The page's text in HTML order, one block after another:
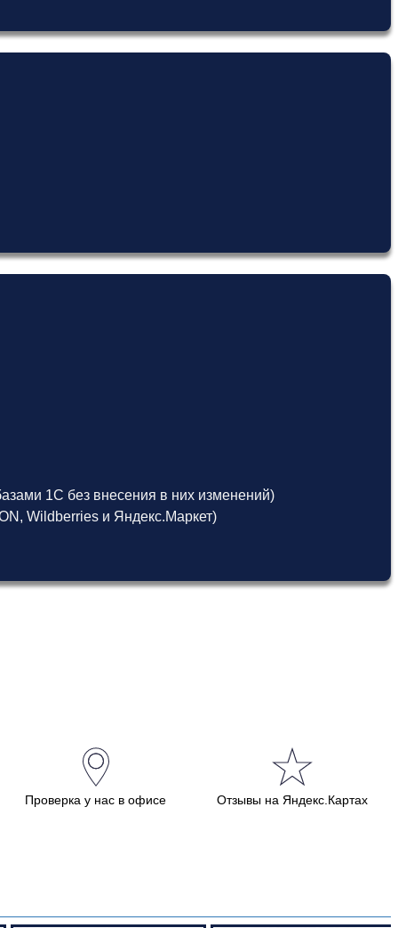
1С без внесения в них изменений)
Wildberries и Яндекс.Маркет)
Проверка у нас в офисе Отзывы на Яндекс.Картах